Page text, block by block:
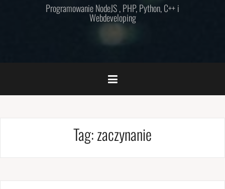
Programowanie NodeJS , PHP, Python, C++ i
Webdeveloping
Tag:zaczynanie